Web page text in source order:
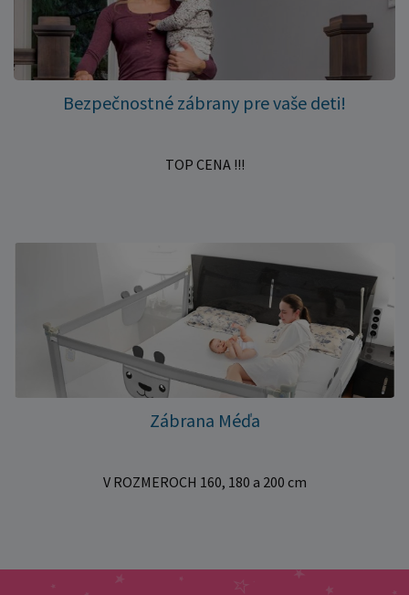
Bezpečnostné zábrany pre vaše deti!
TOP CENA !!!
Zábrana Méďa
V ROZMEROCH 160, 180 a 200 cm